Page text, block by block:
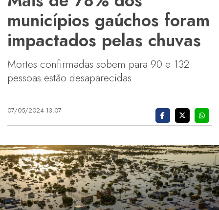
municípios gaúchos foram
impactados pelas chuvas
Mortes confirmadas sobem para 90 e 132
pessoas estão desaparecidas
07/05/2024 13:07